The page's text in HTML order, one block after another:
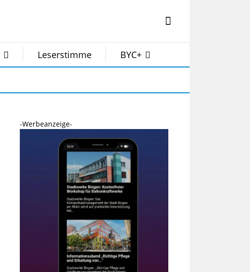
Leserstimme BYC+
-Werbeanzeige-